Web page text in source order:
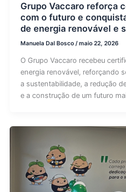
Grupo Vaccaro reforça
com o futuro e
de energia renovável e
Manuela Dal Bosco /maio 22, 2026
O Grupo Vaccaro recebeu
energia renovável, reforçando
a sustentabilidade, a redução
e a construção de um futuro